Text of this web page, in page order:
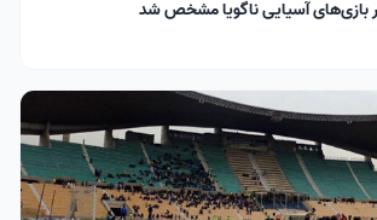
بازی‌های آسیایی ناگویا مشخص شد